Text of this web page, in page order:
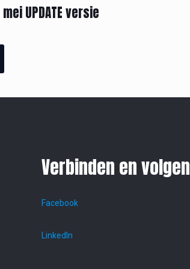
UPDATE versie
Verbinden en volgen
Facebook
LinkedIn